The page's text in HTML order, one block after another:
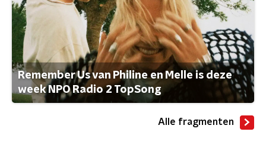
Remember Us van Philine en Melle is deze
week NPO Radio 2 TopSong
Alle fragmenten